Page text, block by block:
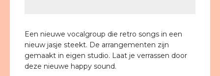
Een nieuwe vocalgroup die retro songs in een
nieuw jasje steekt. De arrangementen zijn
gemaakt in eigen studio. Laat je verrassen door
deze nieuwe happy sound.